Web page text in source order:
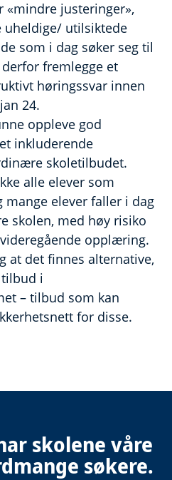
«mindre justeringer»,
uheldige/ utilsiktede
som i dag søker seg til
fremlegge et
høringssvar innen
24.
oppleve god
inkluderende
skoletilbudet.
alle elever som
mange elever faller i dag
skolen, med høy risiko
opplæring.
at det finnes alternative,
i
– tilbud som kan
for disse.
skolene våre
søkere.